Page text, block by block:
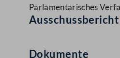
Parlamentarisches
Ausschussbericht
Dokumente